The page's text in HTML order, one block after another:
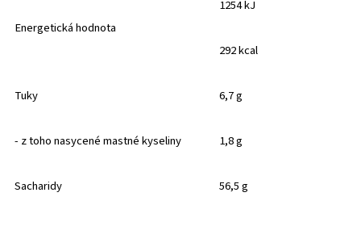
Energetická hodnota
1254 kJ
292 kcal
Tuky 6,7 g
- z toho nasycené mastné kyseliny 1,8 g
Sacharidy 56,5 g